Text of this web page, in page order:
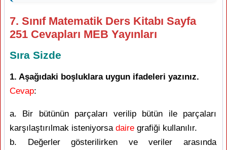
7. Sınıf Matematik Ders Kitabı Sayfa
251 Cevapları MEB Yayınları
Sıra Sizde
1. Aşağıdaki boşluklara uygun ifadeleri yazınız.
Cevap:
a. Bir bütünün parçaları verilip bütün ile parçaları
karşılaştırılmak isteniyorsa daire grafiği kullanılır.
b. Değerler gösterilirken ve veriler arasında